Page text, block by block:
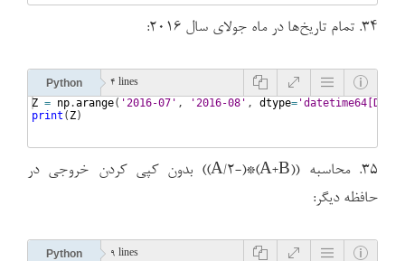
۳۴. تمام تاریخ‌ها در ماه جولای سال ۲۰۱۶:
Python 4 lines
Z = np.arange( '2016-07' , '2016-08' , dtype= 'datetime64[D]'
print ( Z)
۳۵. محاسبه ((A+B)*(-A/2)) بدون کپی کردن خروجی در
حافظه دیگر:
Python 9 lines